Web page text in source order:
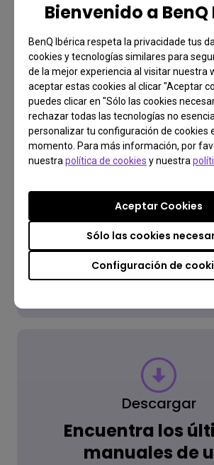
Bienvenido a
BenQ Ibérica respeta la privacidade tus
cookies y tecnologías similares para
de la mejor experiencia al visitar nuestra
aceptar estas cookies al clicar "Aceptar
puedes clicar en "Sólo las cookies
rechazar todas las tecnologías no
personalizar tu configuración de cookies
momento. Para más información, por
nuestra política de cookies y nuestra
Configuración de
Sólo las cookies
Aceptar Cookies
Preguntas
¿Tienes una
Lee la respuesta
Saber más
Descargar
Encuentra los
manuales de